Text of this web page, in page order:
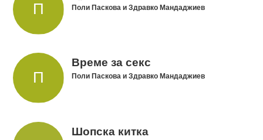
Поли Паскова и Здравко Мандаджиев
Време за секс
Поли Паскова и Здравко Мандаджиев
Шопска китка